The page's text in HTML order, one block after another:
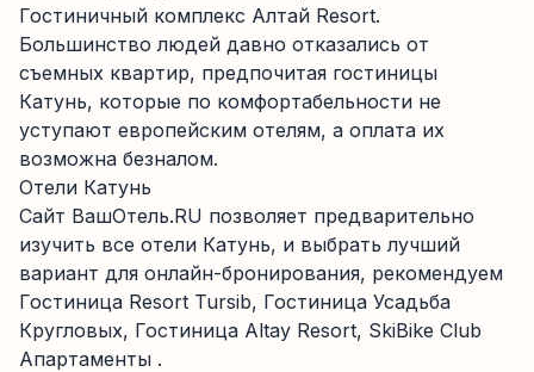
Гостиничный комплекс Алтай Resort.
Большинство людей давно отказались от
съемных квартир, предпочитая гостиницы
Катунь, которые по комфортабельности не
уступают европейским отелям, а оплата их
возможна безналом.
Отели Катунь
Сайт ВашОтель.RU позволяет предварительно
изучить все отели Катунь, и выбрать лучший
вариант для онлайн-бронирования, рекомендуем
Гостиница Resort Tursib, Гостиница Усадьба
Кругловых, Гостиница Altay Resort, SkiBike Club
Апартаменты .